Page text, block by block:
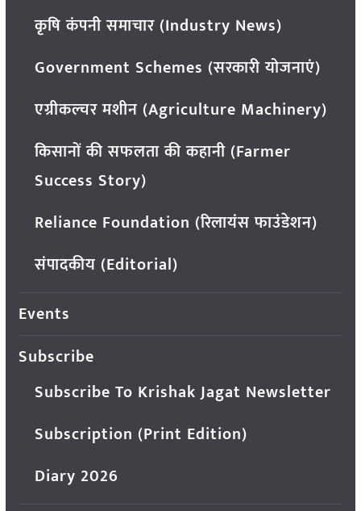
कृषि कंपनी समाचार (Industry News)
Government Schemes (सरकारी योजनाएं)
एग्रीकल्चर मशीन (Agriculture Machinery)
किसानों की सफलता की कहानी (Farmer
Success Story)
Reliance Foundation (रिलायंस फाउंडेशन)
संपादकीय (Editorial)
Events
Subscribe
Subscribe To Krishak Jagat Newsletter
Subscription (Print Edition)
Diary 2026